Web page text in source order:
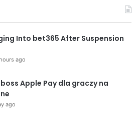
Into bet365 After Suspension
ago
Apple Pay dla graczy na
ago